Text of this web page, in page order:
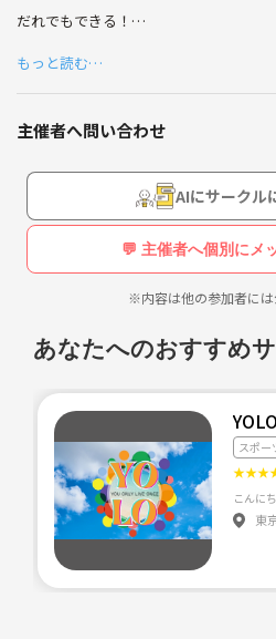
だれでもできる！
アキバ系出身の男もいます。
他のスポーツやってた人もいます。（こ
バスケ部もちゃんといます。
そんな人たちでやるバスケがめちゃ盛
ミスをしたらめっちゃ笑顔でフォロー
すごいドリブルやシュート見るとめち
バスケが好き、ワイワイするのが好き
〜〜〜〜〜〜〜〜〜〜〜〜〜〜〜〜〜〜
参加希望の方、質問の方は
名前/年齢/住まいを記載の上、ご連絡
もっと読む…
主催者へ問い合わせ
AIにサークル
💬 主催者へ個別にメ
※内容は他の参加者に
あなたへのおすすめ
スポー
★★★
東